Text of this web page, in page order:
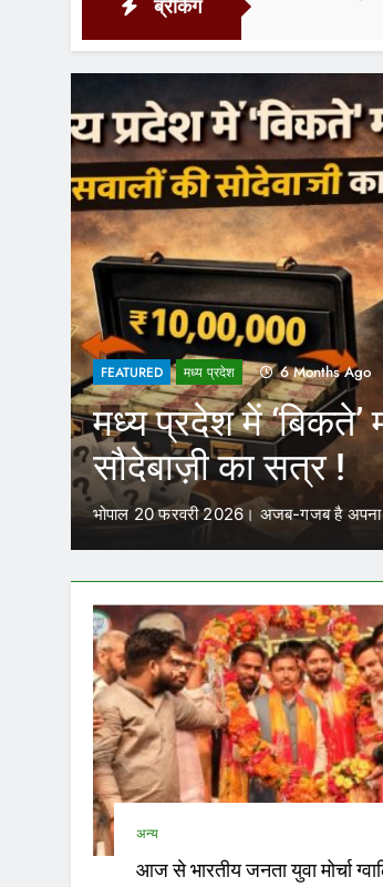
ब्रेकिंग
FEATURED मध्य प्रदेश 6 Months Ago
मध्य प्रदेश में ‘बिकते’
सौदेबाज़ी का सत्र !
भोपाल 20 फरवरी 2026। अजब-गजब है अपना
अन्य
आज से भारतीय जनता युवा मोर्चा